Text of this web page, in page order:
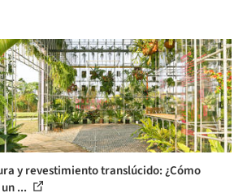
y revestimiento translúcido: ¿Cómo
...